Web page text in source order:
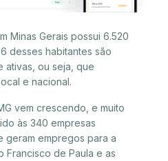
Minas Gerais possui 6.520
desses habitantes são
ativas, ou seja, que
e nacional.
vem crescendo, e muito
às 340 empresas
geram empregos para a
Francisco de Paula e as